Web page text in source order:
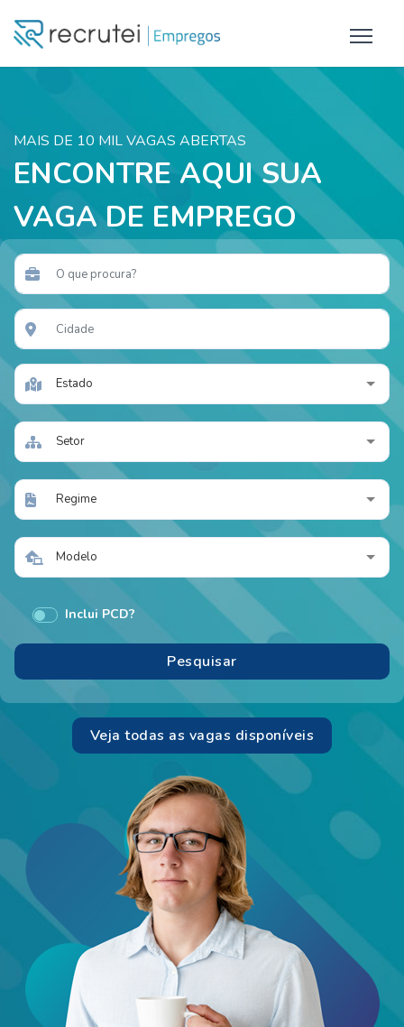
MAIS DE 10 MIL VAGAS ABERTAS
ENCONTRE AQUI SUA
VAGA DE EMPREGO
Estado
Setor
Regime
Modelo
Inclui PCD?
Veja todas as vagas disponíveis